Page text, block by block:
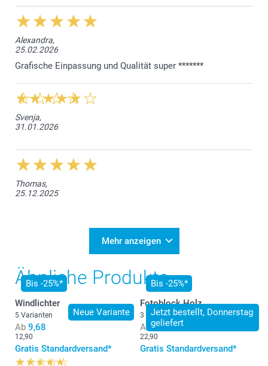
Alexandra,
25.02.2026
Grafische Einpassung und Qualität super *******
Svenja,
31.01.2026
Thomas,
25.12.2025
Mehr anzeigen
Ähnliche Produkte
Neue Variante
Bis -25%*
Windlichter
5 Varianten
Ab 9,68
12,90
Gratis Standardversand*
Jetzt bestellt, Donnerstag
geliefert
Bis -25%*
Fotoblock Holz
3 Varianten
Ab 17,18
22,90
Gratis Standardversand*